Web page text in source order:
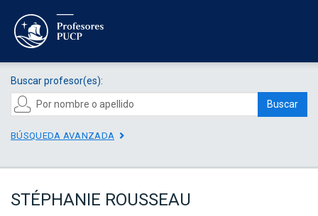
Buscar profesor(es):
Buscar
BÚSQUEDA AVANZADA
STÉPHANIE ROUSSEAU